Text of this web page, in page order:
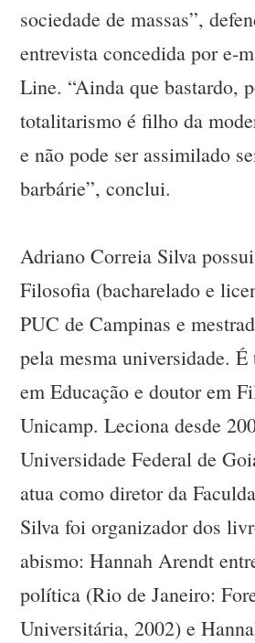
sociedade de massas”,
entrevista concedida por e-
Line. “Ainda que bastardo,
totalitarismo é filho da
e não pode ser assimilado
barbárie”, conclui.
Adriano Correia Silva
Filosofia (bacharelado e
PUC de Campinas e
pela mesma universidade.
em Educação e doutor em
Unicamp. Leciona desde
Universidade Federal de
atua como diretor da
Silva foi organizador dos
abismo: Hannah Arendt
política (Rio de Janeiro:
Universitária, 2002) e